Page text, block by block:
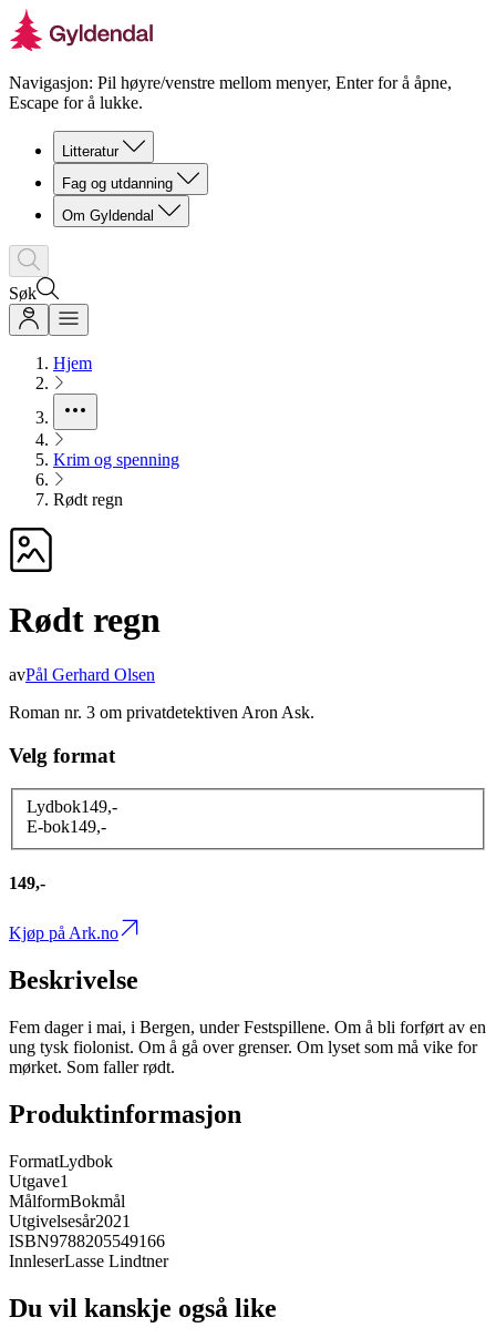
Navigasjon: Pil høyre/venstre mellom menyer, Enter for å åpne,
Escape for å lukke.
Litteratur
Fag og utdanning
Om Gyldendal
Søk
Hjem
Krim og spenning
Rødt regn
Rødt regn
avPål Gerhard Olsen
Roman nr. 3 om privatdetektiven Aron Ask.
Velg format
Lydbok149,-
E-bok149,-
149,-
Kjøp på Ark.no
Beskrivelse
Fem dager i mai, i Bergen, under Festspillene. Om å bli forført av en
ung tysk fiolonist. Om å gå over grenser. Om lyset som må vike for
mørket. Som faller rødt.
Produktinformasjon
FormatLydbok
Utgave1
MålformBokmål
Utgivelsesår2021
ISBN9788205549166
InnleserLasse Lindtner
Du vil kanskje også like